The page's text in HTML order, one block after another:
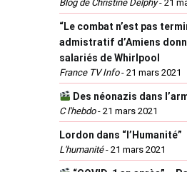
Blog de Christine Delphy- 21
“Le combat n’est pas
admistratif d’Amiens
salariés de Whirlpool
France TV Info- 21 mars 2021
Des néonazis dans
C l'hebdo- 21 mars 2021
Lordon dans “l’Humanité”
L'humanité- 21 mars 2021